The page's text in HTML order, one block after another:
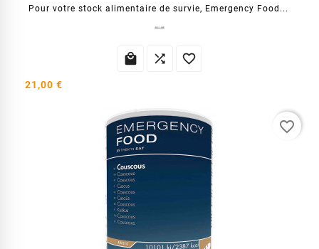
Pour votre stock alimentaire de survie, Emergency Food...
  
21,00 €
favorite_border